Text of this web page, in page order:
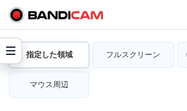
指定した領域 フルスクリーン
マウス周辺